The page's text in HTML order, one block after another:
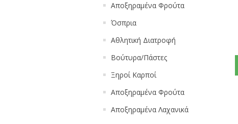
Αποξηραμένα Φρούτα
Όσπρια
Αθλητική Διατροφή
Βούτυρα/Πάστες
Ξηροί Καρποί
Αποξηραμένα Φρούτα
Αποξηραμένα Λαχανικά